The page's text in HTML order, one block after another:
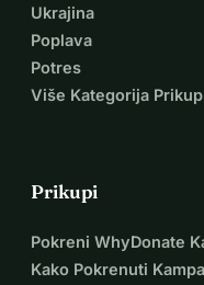
Ukrajina
Poplava
Potres
Više Kategorija
Prikupi
Pokreni WhyDonate
Kako Pokrenuti